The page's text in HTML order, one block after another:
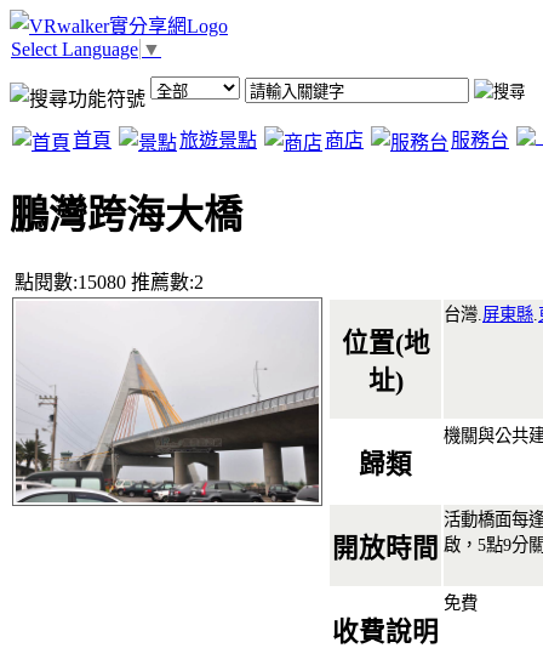
Select Language ▼
首頁 旅遊景點 商店 服務台
鵬灣跨海大橋
點閱數:15080 推薦數:2
位置(地
址)
台灣. 屏東縣
歸類
機關與公共
開放時間
活動橋面每
啟，5點9分
收費說明
免費